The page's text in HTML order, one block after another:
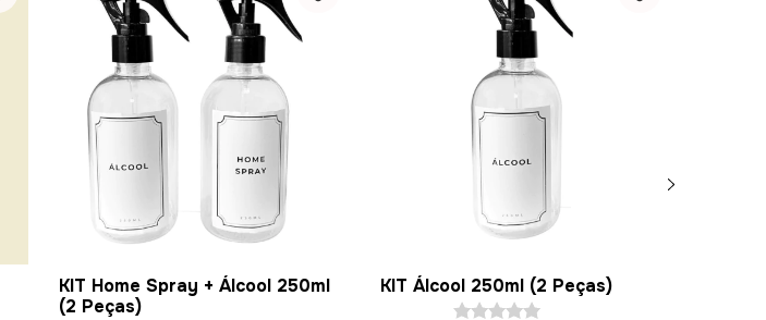
KIT Home Spray + Álcool 250ml
(2 Peças)
KIT Álcool 250ml (2 Peças)